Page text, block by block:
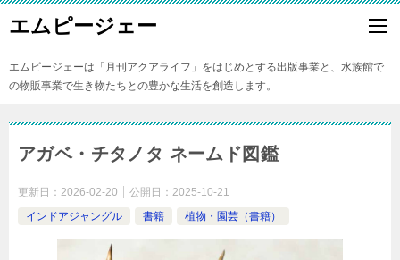
エムピージェー
エムピージェーは「月刊アクアライフ」をはじめとする出版事業と、水族館で
の物販事業で生き物たちとの豊かな生活を創造します。
アガベ・チタノタ ネームド図鑑
更新日： 2026-02-20 公開日： 2025-10-21
インドアジャングル
書籍 植物・園芸（書籍）